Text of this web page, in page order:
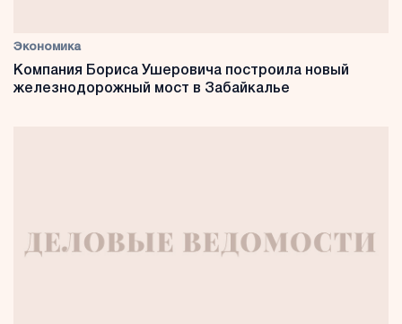
Экономика
Компания Бориса Ушеровича построила новый
железнодорожный мост в Забайкалье